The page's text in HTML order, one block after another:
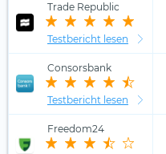
Trade Republic
Testbericht lesen
Consorsbank
Testbericht lesen
Freedom24